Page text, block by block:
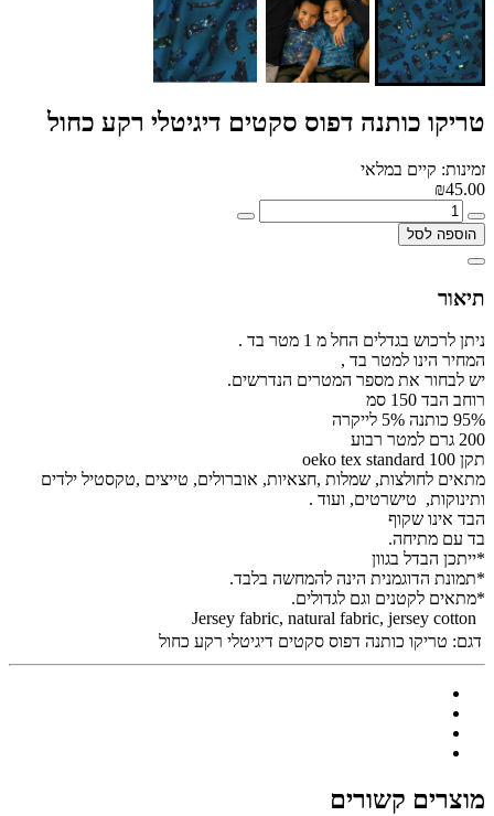
טריקו כותנה דפוס סקטים דיגיטלי רקע כחול
זמינות: קיים במלאי
₪45.00
הוספה לסל
תיאור
ניתן לרכוש בגדלים החל מ 1 מטר בד .
המחיר הינו למטר בד ,
יש לבחור את מספר המטרים הנדרשים.
רוחב הבד 150 סמ
95% כותנה 5% לייקרה
200 גרם למטר רבוע
תקן oeko tex standard 100
מתאים לחולצות, שמלות ,חצאיות, אוברולים, טייצים ,טקסטיל ילדים
ותינוקות, טישרטים, ועוד .
הבד אינו שקוף
בד עם מתיחה.
*ייתכן הבדל בגוון
*תמונת הדוגמנית הינה להמחשה בלבד.
*מתאים לקטנים וגם לגדולים.
דגם: טריקו כותנה דפוס סקטים דיגיטלי רקע כחול
מוצרים קשורים